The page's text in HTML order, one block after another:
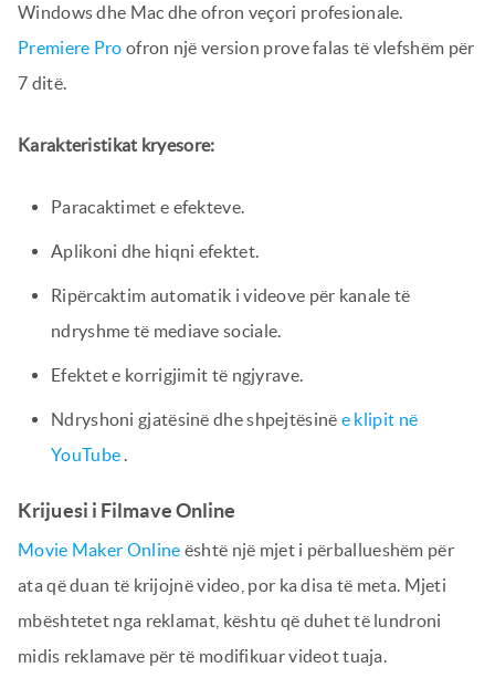
Windows dhe Mac dhe ofron veçori profesionale.
Premiere Pro ofron një version prove falas të vlefshëm për
7 ditë.
Karakteristikat kryesore:
Paracaktimet e efekteve.
Aplikoni dhe hiqni efektet.
Ripërcaktim automatik i videove për kanale të
ndryshme të mediave sociale.
Efektet e korrigjimit të ngjyrave.
Ndryshoni gjatësinë dhe shpejtësinë e klipit në
YouTube.
Krijuesi i Filmave Online
Movie Maker Online është një mjet i përballueshëm për
ata që duan të krijojnë video, por ka disa të meta. Mjeti
mbështetet nga reklamat, kështu që duhet të lundroni
midis reklamave për të modifikuar videot tuaja.